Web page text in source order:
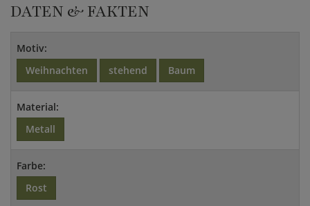
DATEN & FAKTEN
Motiv:
Weihnachten
stehend Baum
Material:
Metall
Farbe:
Rost